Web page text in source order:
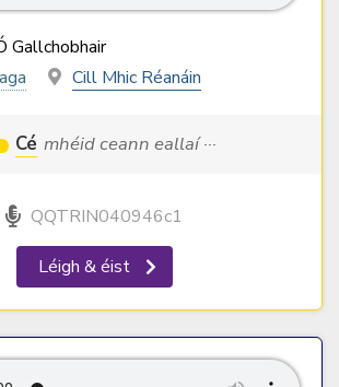
Gallchobhair
Cill Mhic Réanáin
Cé mhéid ceann eallaí ···
QQTRIN040946c1
Léigh & éist